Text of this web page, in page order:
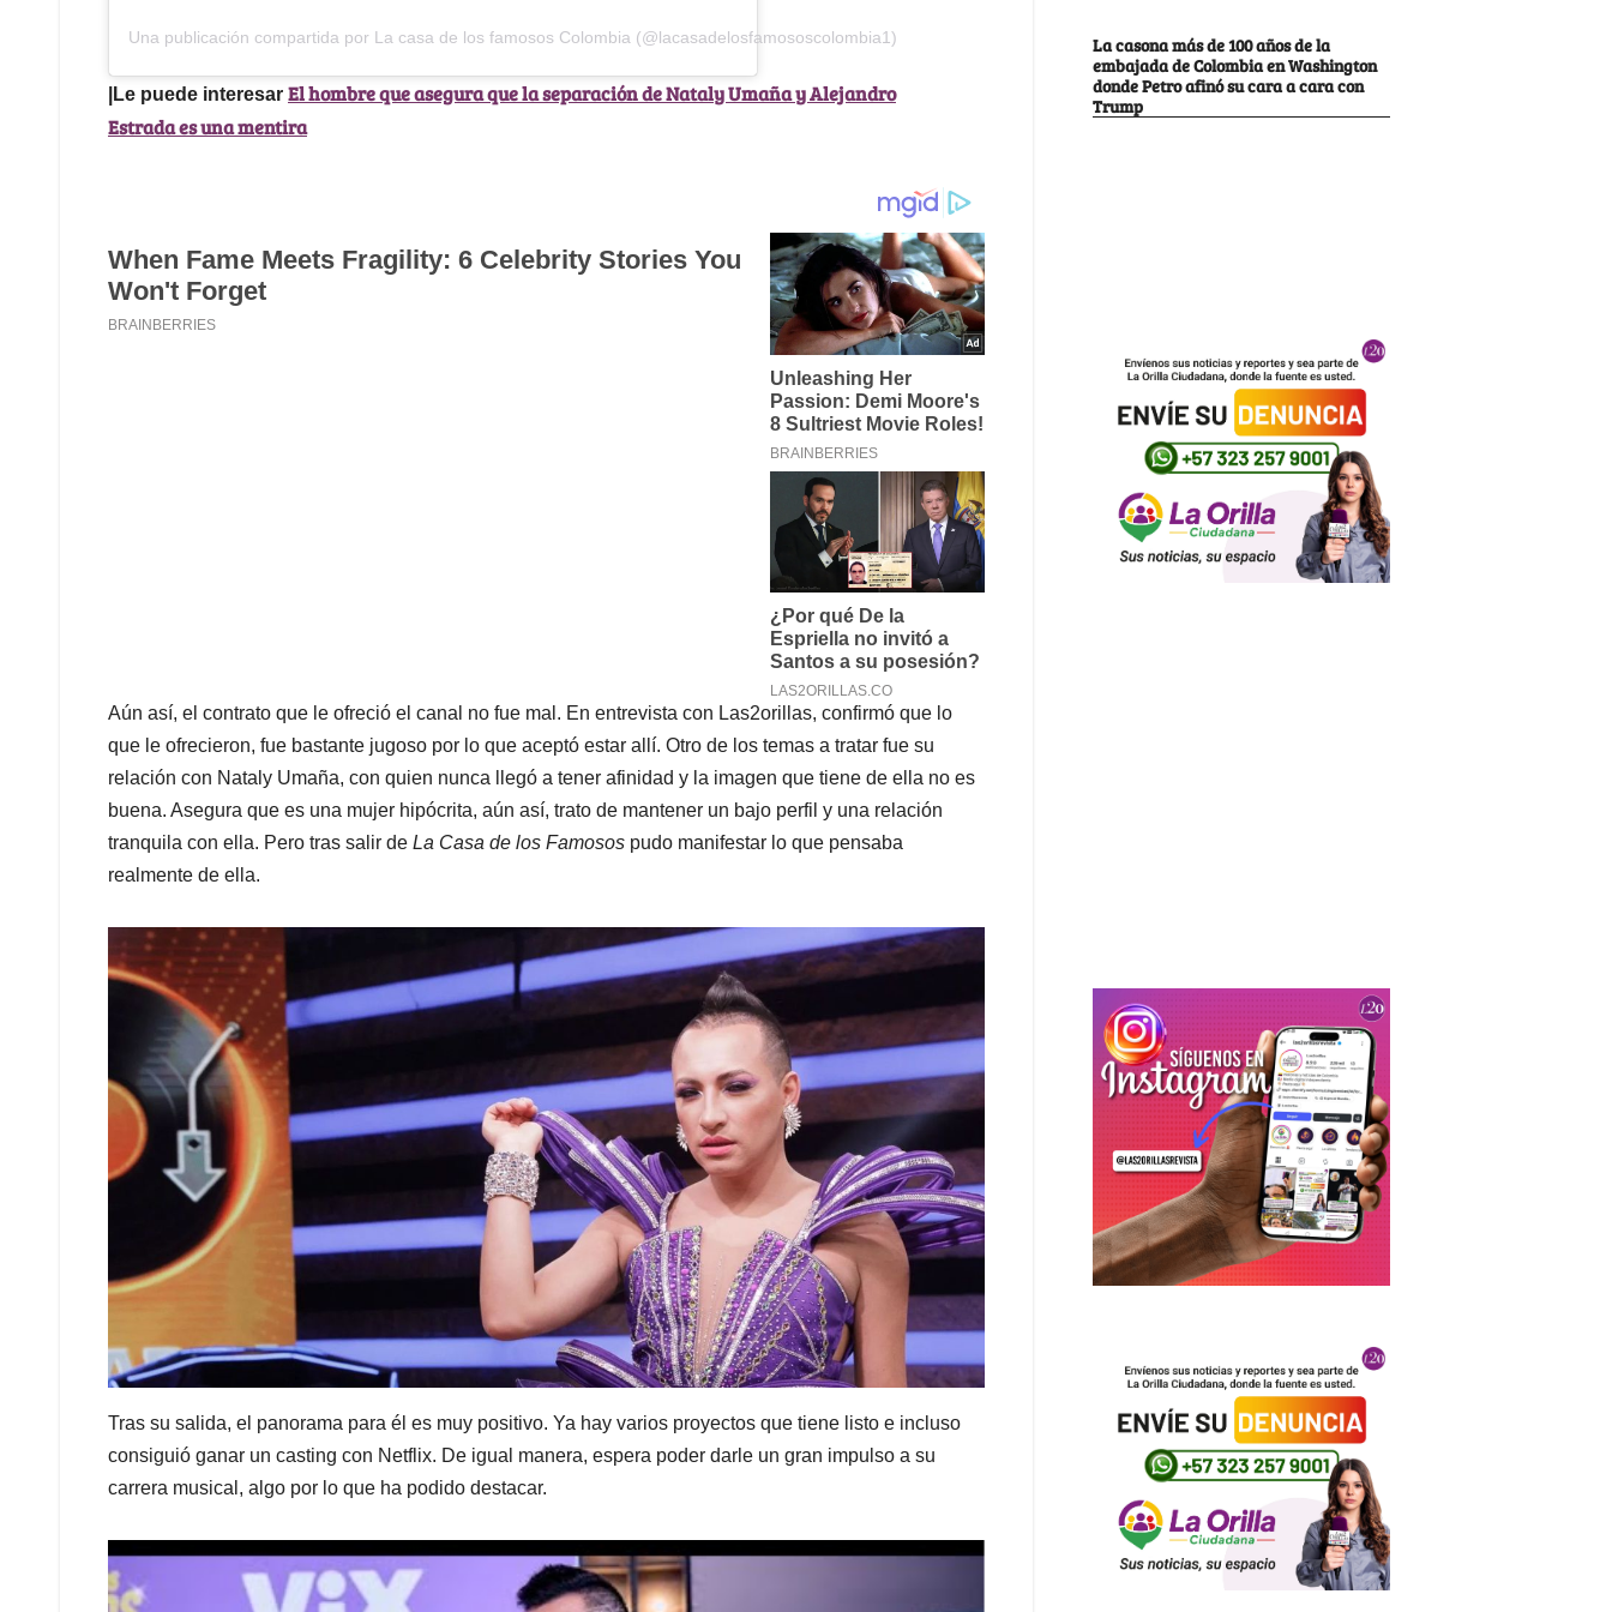
Una publicación compartida por La casa de los famosos Colombia (@lacasadelosfamososcolombia1)
|Le puede interesar El hombre que asegura que la separación de Nataly Umaña y Alejandro
Estrada es una mentira
Aún así, el contrato que le ofreció el canal no fue mal. En entrevista con Las2orillas, confirmó que lo
que le ofrecieron, fue bastante jugoso por lo que aceptó estar allí. Otro de los temas a tratar fue su
relación con Nataly Umaña, con quien nunca llegó a tener afinidad y la imagen que tiene de ella no es
buena. Asegura que es una mujer hipócrita, aún así, trato de mantener un bajo perfil y una relación
tranquila con ella. Pero tras salir de La Casa de los Famosos pudo manifestar lo que pensaba
realmente de ella.
Tras su salida, el panorama para él es muy positivo. Ya hay varios proyectos que tiene listo e incluso
consiguió ganar un casting con Netflix. De igual manera, espera poder darle un gran impulso a su
carrera musical, algo por lo que ha podido destacar.
La casona más de 100 años de la
embajada de Colombia en Washington
donde Petro afinó su cara a cara con
Trump